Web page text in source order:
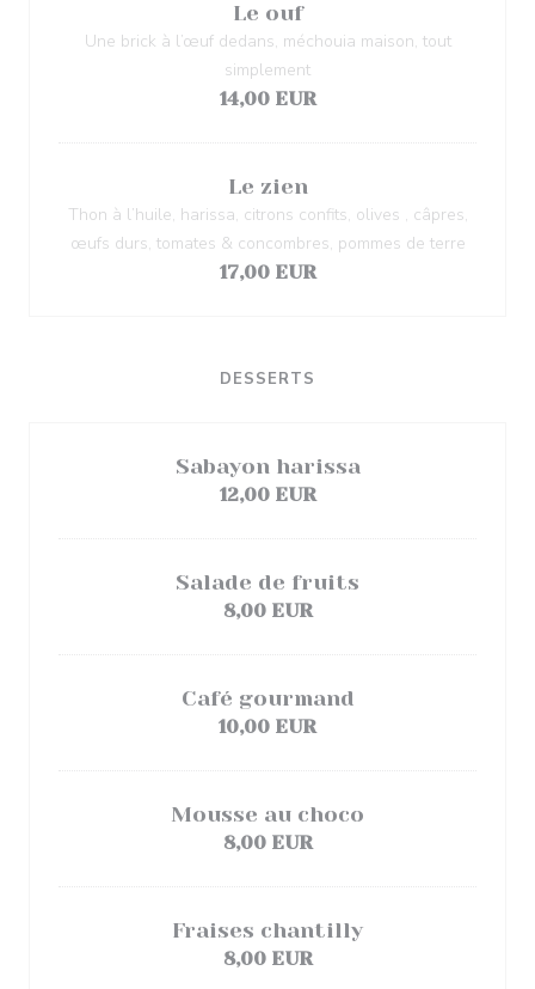
Le ouf
Une brick à l’œuf dedans, méchouia maison, tout
simplement
14,00 EUR
Le zien
Thon à l’huile, harissa, citrons confits, olives , câpres,
œufs durs, tomates & concombres, pommes de terre
17,00 EUR
DESSERTS
Sabayon harissa
12,00 EUR
Salade de fruits
8,00 EUR
Café gourmand
10,00 EUR
Mousse au choco
8,00 EUR
Fraises chantilly
8,00 EUR